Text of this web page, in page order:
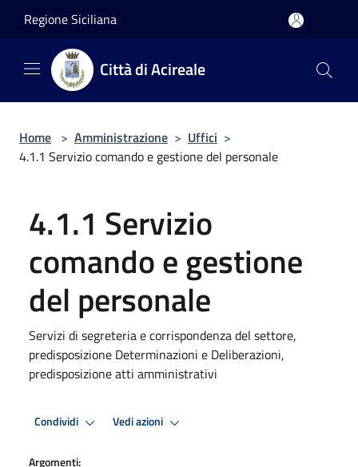
Regione Siciliana
Città di Acireale
Home > Amministrazione > Uffici >
4.1.1 Servizio comando e gestione del personale
4.1.1 Servizio
comando e gestione
del personale
Servizi di segreteria e corrispondenza del settore,
predisposizione Determinazioni e Deliberazioni,
predisposizione atti amministrativi
Condividi Vedi azioni
Argomenti: